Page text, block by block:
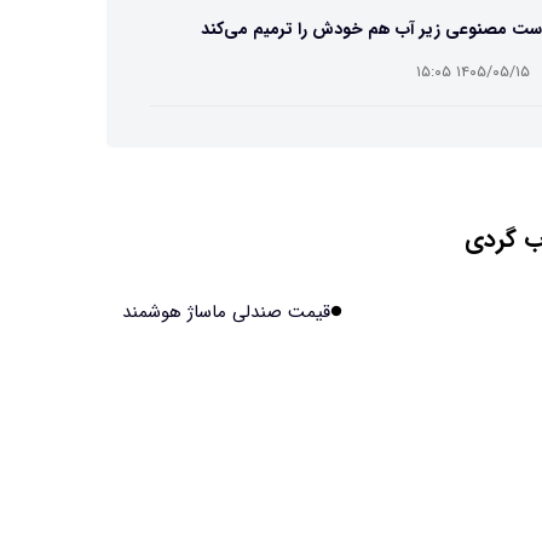
مصنوعی زیر آب هم خودش را ترمیم می‌کند
۱۴۰۵/۰۵/۱۵ ۱۵:۰۵
فضایی چین به مرحله برداشت رسید
گردی
قیمت صندلی ماساژ هوشمند